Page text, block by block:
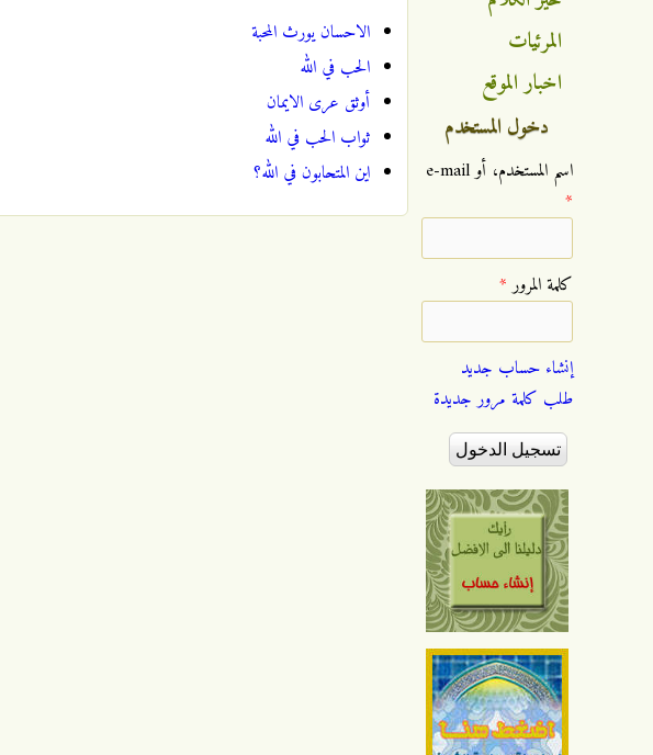
الاحسان يورث المحبة
الحب في الله
أوثق عرى الايمان
ثواب الحب في الله
اين المتحابون في الله؟
المرئيات
اخبار الموقع
دخول المستخدم
‏اسم المستخدم، أو e-mail
*
‏كلمة المرور ‏*
إنشاء حساب جديد
طلب كلمة مرور جديدة